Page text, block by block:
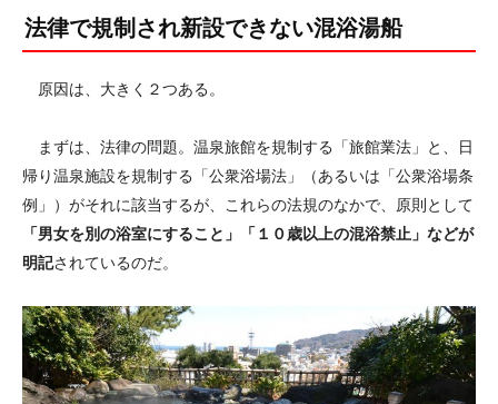
法律で規制され新設できない混浴湯船
原因は、大きく２つある。
まずは、法律の問題。温泉旅館を規制する「旅館業法」と、日
帰り温泉施設を規制する「公衆浴場法」（あるいは「公衆浴場条
例」）がそれに該当するが、これらの法規のなかで、原則として
「男女を別の浴室にすること」「１０歳以上の混浴禁止」などが
明記されているのだ。